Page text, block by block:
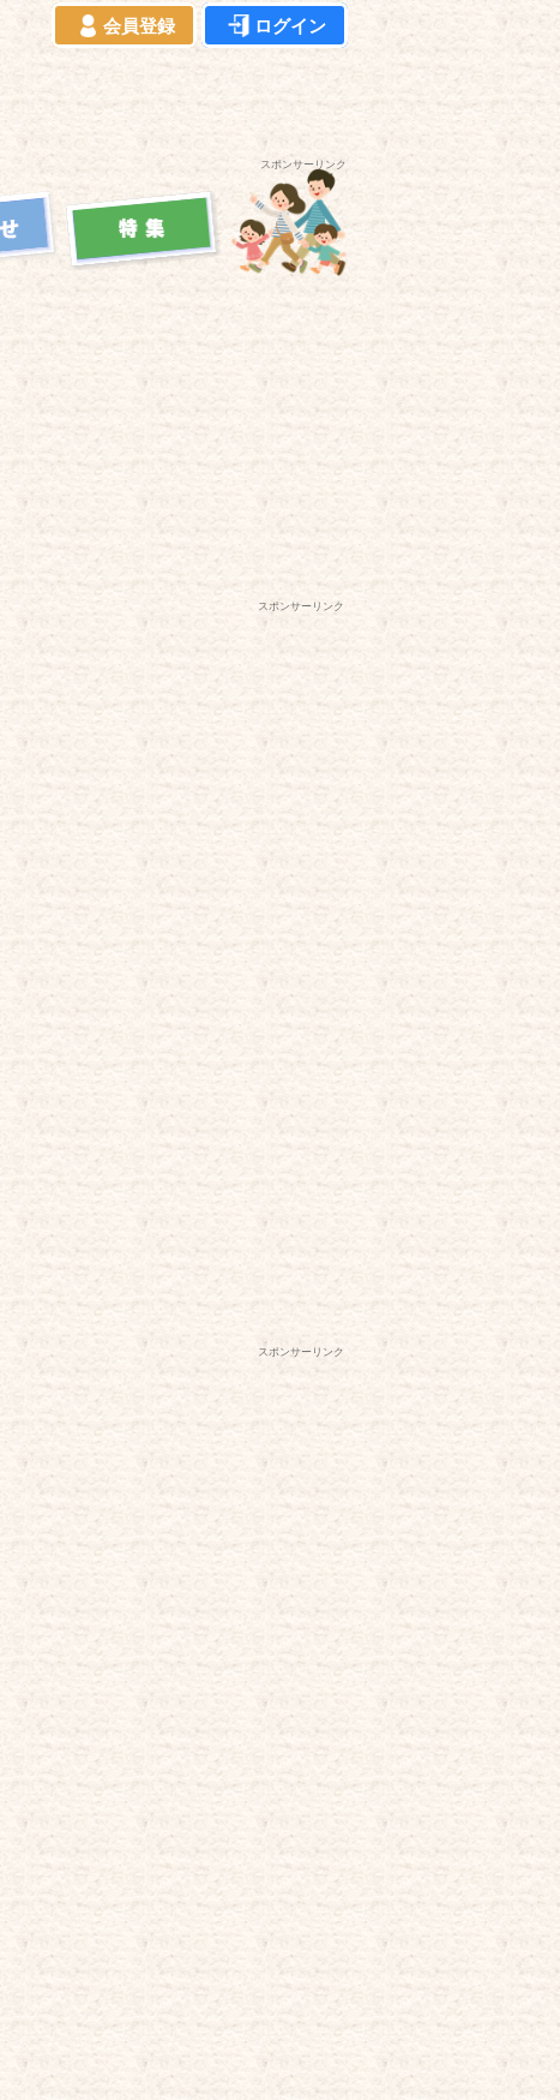
会員登録 ログイン
スポンサーリンク
スポンサーリンク
スポンサーリンク